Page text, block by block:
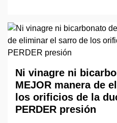
Ni vinagre ni
MEJOR manera de
los orificios de la
PERDER presión